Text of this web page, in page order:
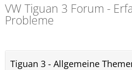
VW Tiguan 3 Forum -
Probleme
Tiguan 3 - Allgemeine